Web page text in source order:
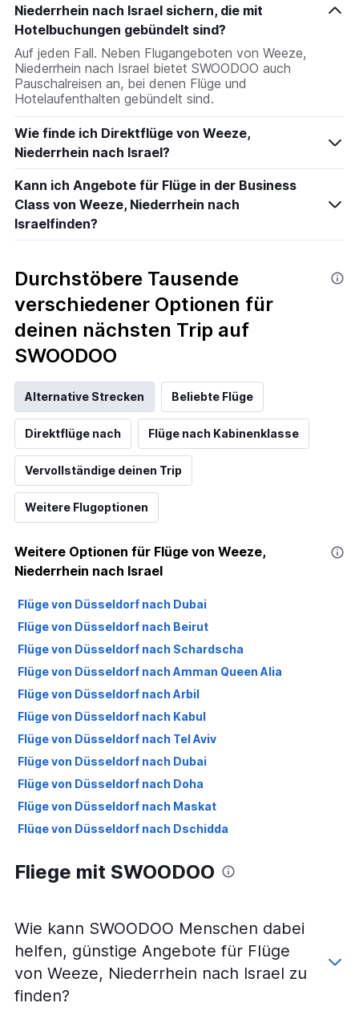
Niederrhein nach Israel sichern, die mit
Hotelbuchungen gebündelt sind?
Auf jeden Fall. Neben Flugangeboten von Weeze,
Niederrhein nach Israel bietet SWOODOO auch
Pauschalreisen an, bei denen Flüge und
Hotelaufenthalten gebündelt sind.
Wie finde ich Direktflüge von Weeze,
Niederrhein nach Israel?
Kann ich Angebote für Flüge in der Business
Class von Weeze, Niederrhein nach
Israelfinden?
Durchstöbere Tausende
verschiedener Optionen für
deinen nächsten Trip auf
SWOODOO
Alternative Strecken Beliebte Flüge
Direktflüge nach Flüge nach Kabinenklasse
Vervollständige deinen Trip
Weitere Flugoptionen
Weitere Optionen für Flüge von Weeze,
Niederrhein nach Israel
Flüge von Düsseldorf nach Dubai
Flüge von Düsseldorf nach Beirut
Flüge von Düsseldorf nach Schardscha
Flüge von Düsseldorf nach Amman Queen Alia
Flüge von Düsseldorf nach Arbil
Flüge von Düsseldorf nach Kabul
Flüge von Düsseldorf nach Tel Aviv
Flüge von Düsseldorf nach Dubai
Flüge von Düsseldorf nach Doha
Flüge von Düsseldorf nach Maskat
Flüge von Düsseldorf nach Dschidda
Flüge von Düsseldorf nach Bagdad
Flüge von Düsseldorf nach Abu Dhabi
Flüge von Düsseldorf nach Kuwait-Stadt
Fliege mit SWOODOO
Wie kann SWOODOO Menschen dabei
helfen, günstige Angebote für Flüge
von Weeze, Niederrhein nach Israel zu
finden?